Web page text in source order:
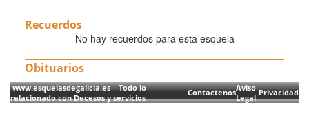
Recuerdos
No hay recuerdos para esta esquela
Obituarios
www.esquelasdegalicia.es Todo lo
relacionado con Decesos y servicios
ContactenosAviso
Legal
Privacidad